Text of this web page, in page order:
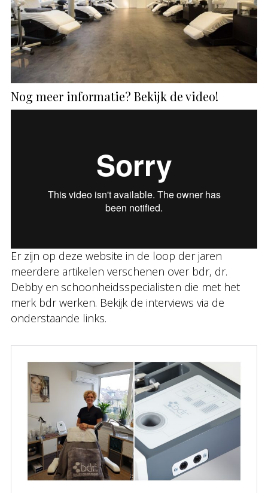
Nog meer informatie? Bekijk de video!
Er zijn op deze website in de loop der jaren
meerdere artikelen verschenen over bdr, dr.
Debby en schoonheidsspecialisten die met het
merk bdr werken. Bekijk de interviews via de
onderstaande links.